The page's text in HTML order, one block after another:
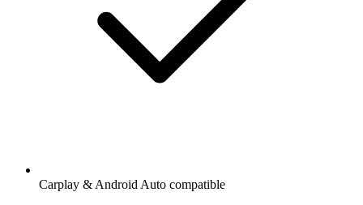
Carplay & Android Auto compatible